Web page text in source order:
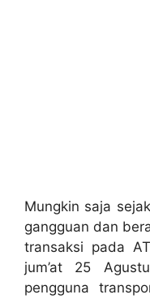
Mungkin saja sejak
gangguan dan
transaksi pada
jum’at 25
pengguna